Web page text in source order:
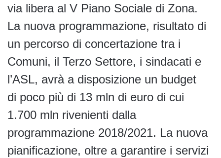
via libera al V Piano Sociale di Zona.
La nuova programmazione, risultato di
un percorso di concertazione tra i
Comuni, il Terzo Settore, i sindacati e
l’ASL, avrà a disposizione un budget
di poco più di 13 mln di euro di cui
1.700 mln rivenienti dalla
programmazione 2018/2021. La nuova
pianificazione, oltre a garantire i servizi